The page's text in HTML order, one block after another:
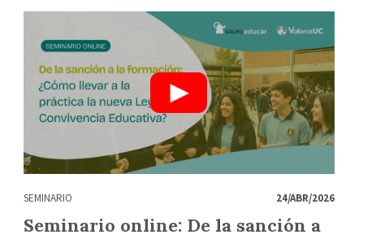
SEMINARIO 24/ABR/2026
Seminario online: De la sanción a